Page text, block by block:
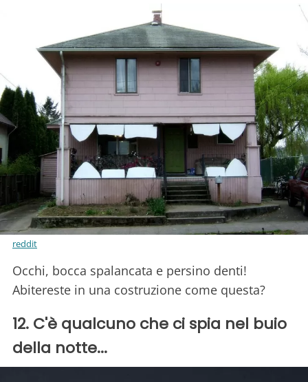
reddit
Occhi, bocca spalancata e persino denti!
Abitereste in una costruzione come questa?
12. C'è qualcuno che ci spia nel buio
della notte...